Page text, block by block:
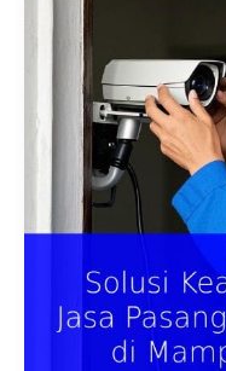
Jasa
Pasang
CCTV
Profesional
di
Mampang
Prapatan